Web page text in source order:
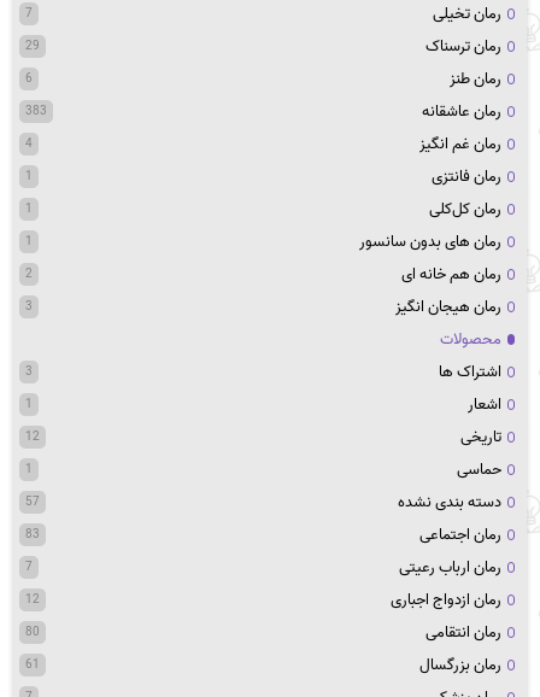
رمان تخیلی 7
رمان ترسناک 29
رمان طنز 6
رمان عاشقانه 383
رمان غم انگیز 4
رمان فانتزی 1
رمان کل‌کلی 1
رمان های بدون سانسور 1
رمان هم خانه ای 2
رمان هیجان انگیز 3
محصولات
اشتراک ها
3
اشعار 1
تاریخی 12
حماسی 1
دسته بندی نشده 57
رمان اجتماعی 83
رمان ارباب رعیتی 7
رمان ازدواج اجباری 12
رمان انتقامی 80
رمان بزرگسال 61